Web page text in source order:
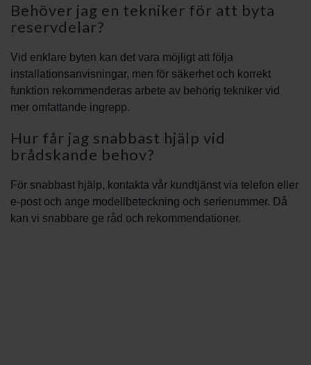
Behöver jag en tekniker för att byta
reservdelar?
Vid enklare byten kan det vara möjligt att följa
installationsanvisningar, men för säkerhet och korrekt
funktion rekommenderas arbete av behörig tekniker vid
mer omfattande ingrepp.
Hur får jag snabbast hjälp vid
brådskande behov?
För snabbast hjälp, kontakta vår kundtjänst via telefon eller
e-post och ange modellbeteckning och serienummer. Då
kan vi snabbare ge råd och rekommendationer.